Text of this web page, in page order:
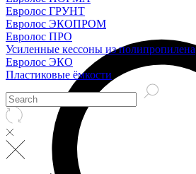
Евролос ГРУНТ
Евролос ЭКОПРОМ
Евролос ПРО
Усиленные кессоны из полипропилена
Евролос ЭКО
Пластиковые ёмкости